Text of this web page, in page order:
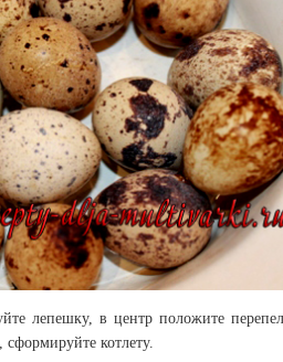
лепешку, в центр положите
котлету.